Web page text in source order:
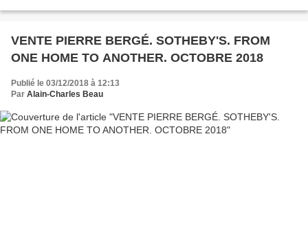
VENTE PIERRE BERGÉ. SOTHEBY'S. FROM
ONE HOME TO ANOTHER. OCTOBRE 2018
Publié le 03/12/2018 à 12:13
Par Alain-Charles Beau